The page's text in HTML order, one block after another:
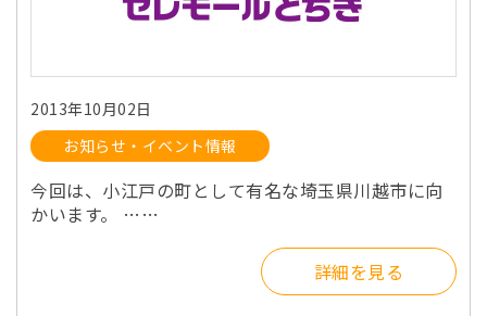
2013年10月02日
お知らせ・イベント情報
今回は、小江戸の町として有名な埼玉県川越市に向
かいます。 ……
詳細を見る